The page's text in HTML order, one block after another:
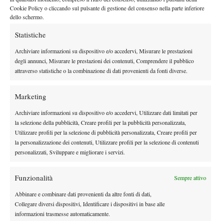
Cookie Policy o cliccando sul pulsante di gestione del consenso nella parte inferiore
dello schermo.
Statistiche
Archiviare informazioni su dispositivo e/o accedervi, Misurare le prestazioni
degli annunci, Misurare le prestazioni dei contenuti, Comprendere il pubblico
attraverso statistiche o la combinazione di dati provenienti da fonti diverse.
Marketing
Archiviare informazioni su dispositivo e/o accedervi, Utilizzare dati limitati per
la selezione della pubblicità, Creare profili per la pubblicità personalizzata,
Utilizzare profili per la selezione di pubblicità personalizzata, Creare profili per
la personalizzazione dei contenuti, Utilizzare profili per la selezione di contenuti
personalizzati, Sviluppare e migliorare i servizi.
Funzionalità Sempre attivo
Abbinare e combinare dati provenienti da altre fonti di dati,
Collegare diversi dispositivi, Identificare i dispositivi in base alle
informazioni trasmesse automaticamente.
nuovo capitolo. Lo considero unanno di apprendimento, perché
penso di poter migliorare ancora molto e fare cose migliori in
in ogni torneo e in ogni partita. Questi match mi stanno
aiutando molto a migliorare, specialmente quando le cose non
vanno bene come oggi, cercando di restare presente
mentalmente e di essere più forte dell’avversario”.
ha risposto così:
presente sia fisicamente sia mentalmente. Ho avuto bisogno di
un trattamento del fisioterapista, così mi sono sentito meglio per
il terzo e quarto set”.
DI TENDENZA